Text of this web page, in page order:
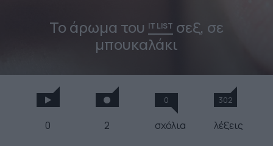
Το άρωμα του IT LIST σεξ, σε
μπουκαλάκι
0 2
0
σχόλια
302
λέξεις